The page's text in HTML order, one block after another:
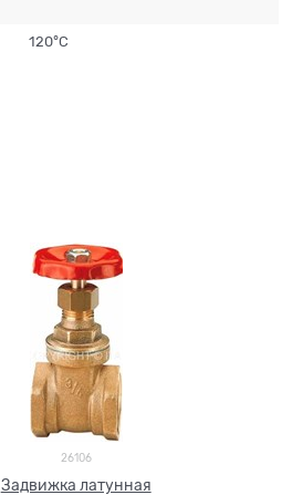
120°С
26106
Задвижка латунная